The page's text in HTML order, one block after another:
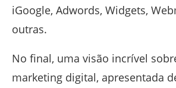
iGoogle, Adwords, Widgets,
outras.
No final, uma visão incrível
marketing digital, apresentada